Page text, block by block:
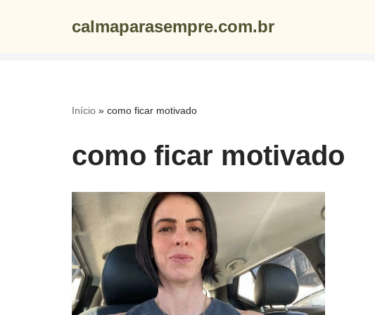
calmaparasempre.com.br
Início » como ficar motivado
como ficar motivado